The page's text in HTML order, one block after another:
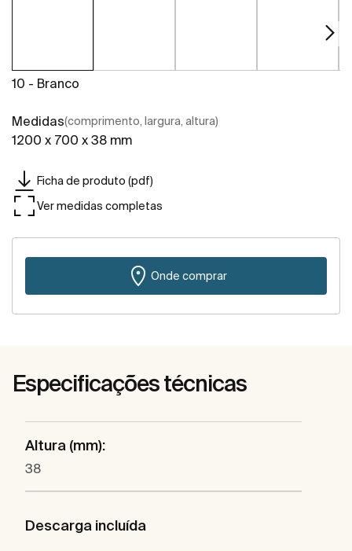
10 - Branco
Medidas(comprimento, largura, altura)
1200 x 700 x 38 mm
Ficha de produto (pdf)
Ver medidas completas
Onde comprar
Especificações técnicas
Altura (mm):
38
Descarga incluída